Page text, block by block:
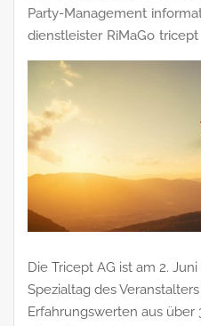
Party-Management
dienstleister RiMaGo tricept
Die Tricept AG ist am 2.
Spezialtag des
Erfahrungswerten aus